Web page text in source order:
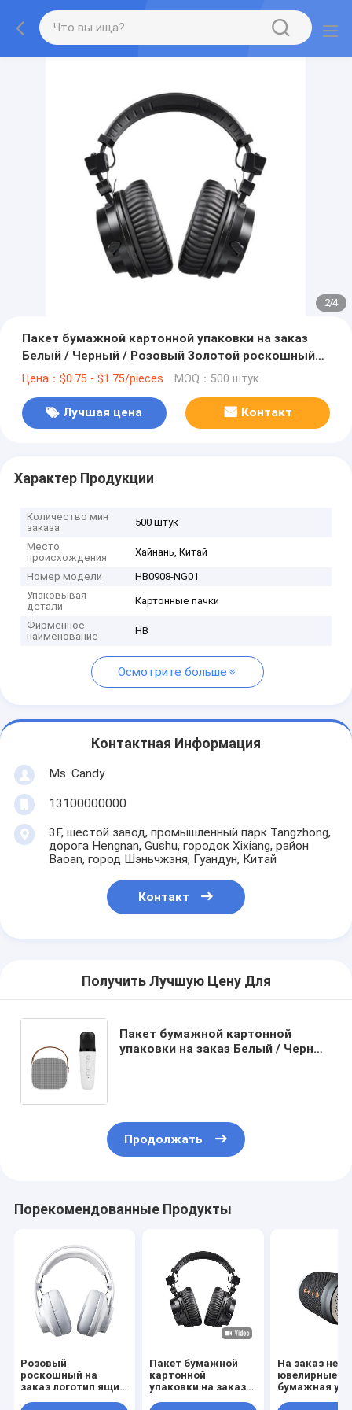
2/4
Пакет бумажной картонной упаковки на заказ
Белый / Черный / Розовый Золотой роскошный
магнитный подарочный ящик с застежкой
Цена：$0.75 - $1.75/pieces MOQ：500 штук
Лучшая цена Контакт
Характер Продукции
Количество мин
заказа
500 штук
Место
происхождения
Хайнань, Китай
Номер модели
HB0908-NG01
Упаковывая
детали
Картонные пачки
Фирменное
наименование
HB
Осмотрите больше
Контактная Информация
Ms. Candy
13100000000
3F, шестой завод, промышленный парк Tangzhong,
дорога Hengnan, Gushu, городок Xixiang, район
Baoan, город Шэньчжэня, Гуандун, Китай
Контакт
Получить Лучшую Цену Для
Пакет бумажной картонной
упаковки на заказ Белый / Черный
Продолжать
Порекомендованные Продукты
Розовый
роскошный на
заказ логотип ящик
Пакет бумажной
картонной
упаковки на заказ
На заказ
ювелирные
бумажная